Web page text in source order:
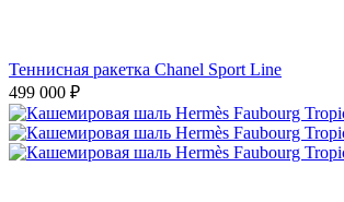
Теннисная ракетка Chanel Sport Line
499 000 ₽